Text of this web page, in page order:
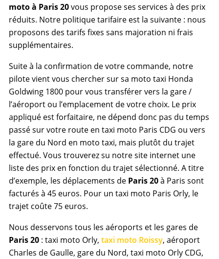
moto à Paris 20vous propose ses services à des prix
réduits. Notre politique tarifaire est la suivante : nous
proposons des tarifs fixes sans majoration ni frais
supplémentaires.
Suite à la confirmation de votre commande, notre
pilote vient vous chercher sur sa moto taxi Honda
Goldwing 1800 pour vous transférer vers la gare /
l’aéroport ou l’emplacement de votre choix. Le prix
appliqué est forfaitaire, ne dépend donc pas du temps
passé sur votre route en taxi moto Paris CDG ou vers
la gare du Nord en moto taxi, mais plutôt du trajet
effectué. Vous trouverez su notre site internet une
liste des prix en fonction du trajet sélectionné. A titre
d’exemple, les déplacements de Paris 20à Paris sont
facturés à 45 euros. Pour un taxi moto Paris Orly, le
trajet coûte 75 euros.
Nous desservons tous les aéroports et les gares de
Paris 20 : taxi moto Orly, taxi moto Roissy, aéroport
Charles de Gaulle, gare du Nord, taxi moto Orly CDG,